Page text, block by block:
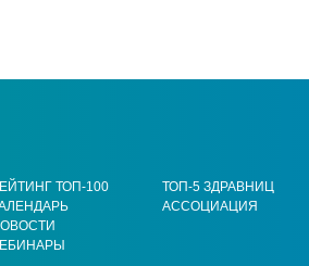
ТОП-100
ТОП-5 ЗДРАВНИЦ
АССОЦИАЦИЯ